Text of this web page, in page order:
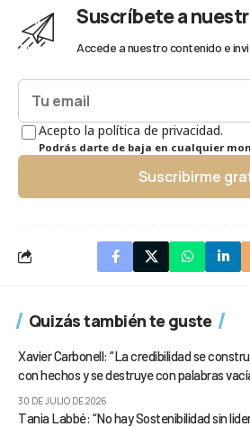
Suscríbete a
Accede a nuestro contenido e
Acepto la política de privacidad.
Podrás darte de baja en cualquier
Suscribirme
Quizás también te guste
Xavier Carbonell: “La credibilidad se
con hechos y se destruye con palabras
30 DE JULIO DE 2026
Tania Labbé: “No hay Sostenibilidad sin